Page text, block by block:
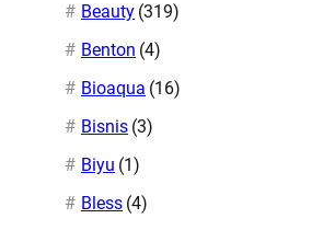
Beauty (319)
Benton (4)
Bioaqua (16)
Bisnis (3)
Biyu (1)
Bless (4)